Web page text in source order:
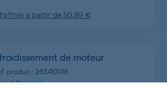
à partir de 50,99 €
de moteur
produit : 263410018
Original